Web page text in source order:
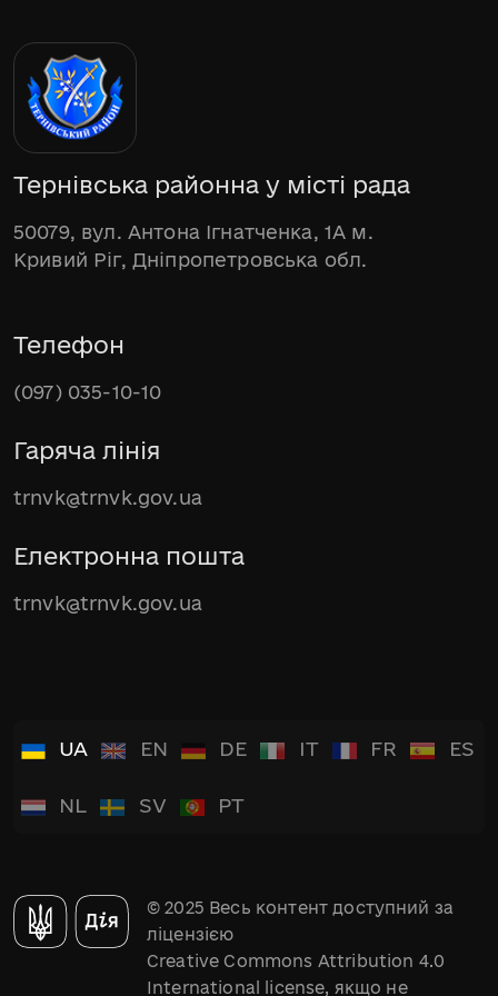
Тернівська районна у місті рада
50079, вул. Антона Ігнатченка, 1А м.
Кривий Ріг, Дніпропетровська обл.
Телефон
(097) 035-10-10
Гаряча лінія
trnvk@trnvk.gov.ua
Електронна пошта
trnvk@trnvk.gov.ua
UA EN DE IT FR ES
NL SV PT
© 2025 Весь контент доступний за
ліцензією
Creative Commons Attribution 4.0
International license, якщо не